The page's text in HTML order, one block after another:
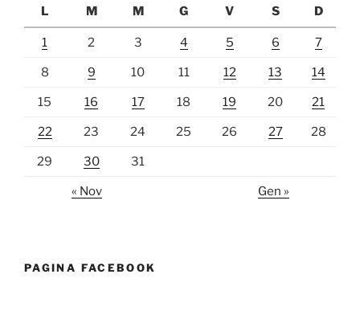
L
M M G V S D
1 2 3 4 5 6 7
8 9 10 11 12 13 14
15 16 17 18 19 20 21
22 23 24 25 26 27 28
29 30 31
« Nov Gen »
PAGINA FACEBOOK